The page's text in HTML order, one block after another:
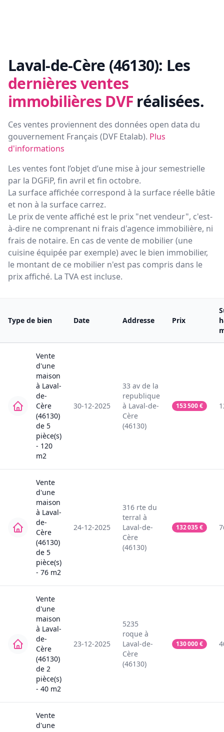
Laval-de-Cère (46130): Les
dernières ventes
immobilières DVF réalisées.
Ces ventes proviennent des données open data du
gouvernement Français (DVF Etalab). Plus
d'informations
Les ventes font l’objet d’une mise à jour semestrielle
par la DGFiP, fin avril et fin octobre.
La surface affichée correspond à la surface réelle bâtie
et non à la surface carrez.
Le prix de vente affiché est le prix "net vendeur", c'est-
à-dire ne comprenant ni frais d'agence immobilière, ni
frais de notaire. En cas de vente de mobilier (une
cuisine équipée par exemple) avec le bien immobilier,
le montant de ce mobilier n'est pas compris dans le
prix affiché. La TVA est incluse.
Type de bien Date Addresse Prix
Vente
d'une
maison
à Laval-
de-
Cère
(46130)
de 5
pièce(s)
- 120
m2
30-12-2025
33 av de la
republique
à Laval-de-
Cère
(46130)
153 500€
Vente
d'une
maison
à Laval-
de-
Cère
(46130)
de 5
pièce(s)
- 76 m2
24-12-2025
316 rte du
terral à
Laval-de-
Cère
(46130)
132 035€
Vente
d'une
maison
à Laval-
de-
Cère
(46130)
de 2
pièce(s)
- 40 m2
23-12-2025
5235
roque à
Laval-de-
Cère
(46130)
130 000€
Vente
d'une